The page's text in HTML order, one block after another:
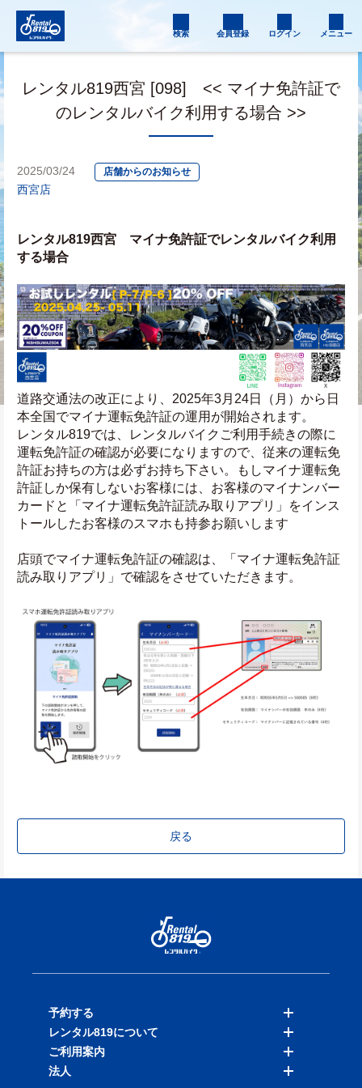
検索 会員登録 ログイン メニュー
レンタル819西宮 [098] << マイナ免許証で
のレンタルバイク利用する場合 >>
2025/03/24 店舗からのお知らせ
西宮店
レンタル819西宮　マイナ免許証でレンタルバイク利用
する場合
道路交通法の改正により、2025年3月24日（月）から日
本全国でマイナ運転免許証の運用が開始されます。
レンタル819では、レンタルバイクご利用手続きの際に
運転免許証の確認が必要になりますので、従来の運転免
許証お持ちの方は必ずお持ち下さい。もしマイナ運転免
許証しか保有しないお客様には、お客様のマイナンバー
カードと「マイナ運転免許証読み取りアプリ」をインス
トールしたお客様のスマホも持参お願いします
店頭でマイナ運転免許証の確認は、「マイナ運転免許証
読み取りアプリ」で確認をさせていただきます。
戻る
予約する
バイクを探す
店舗を探す
レンタル819について
料金表
ご利用案内
法人